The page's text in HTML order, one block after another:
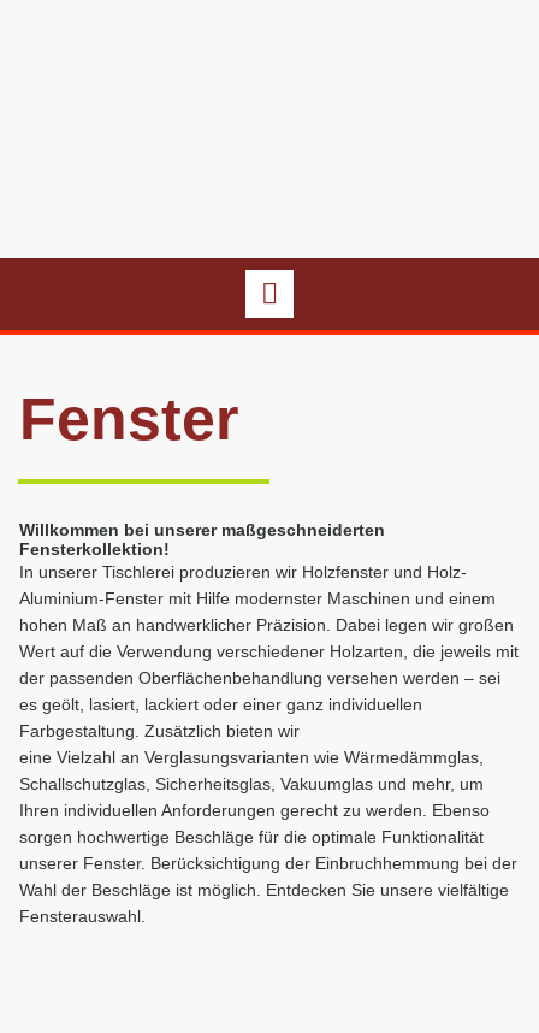
Fenster
Willkommen bei unserer maßgeschneiderten
Fensterkollektion!
In unserer Tischlerei produzieren wir Holzfenster und Holz-
Aluminium-Fenster mit Hilfe modernster Maschinen und einem
hohen Maß an handwerklicher Präzision. Dabei legen wir großen
Wert auf die Verwendung verschiedener Holzarten, die jeweils mit
der passenden Oberflächenbehandlung versehen werden – sei
es geölt, lasiert, lackiert oder einer ganz individuellen
Farbgestaltung. Zusätzlich bieten wir
eine Vielzahl an Verglasungsvarianten wie Wärmedämmglas,
Schallschutzglas, Sicherheitsglas, Vakuumglas und mehr, um
Ihren individuellen Anforderungen gerecht zu werden. Ebenso
sorgen hochwertige Beschläge für die optimale Funktionalität
unserer Fenster. Berücksichtigung der Einbruchhemmung bei der
Wahl der Beschläge ist möglich. Entdecken Sie unsere vielfältige
Fensterauswahl.